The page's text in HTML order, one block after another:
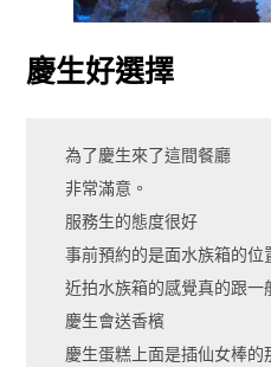
慶生好選擇
為了慶生來了這間餐廳
非常滿意。
服務生的態度很好
事前預約的是面水族箱的位
近拍水族箱的感覺真的跟一
慶生會送香檳
慶生蛋糕上面是插仙女棒的